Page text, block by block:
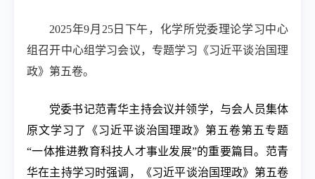
2025年9月 25日下午，化学所党委理论学习中心
组召开中心组学习会议，专题学习《习近平谈治国理
政》第五卷。
党委书记范青华主持会议并领学，与会人员集体
原文学习了《习近平谈治国理政》第五卷第五专题
“一体推进教育科技人才事业发展”的重要篇目。范青
华在主持学习时强调，《习近平谈治国理政》第五卷